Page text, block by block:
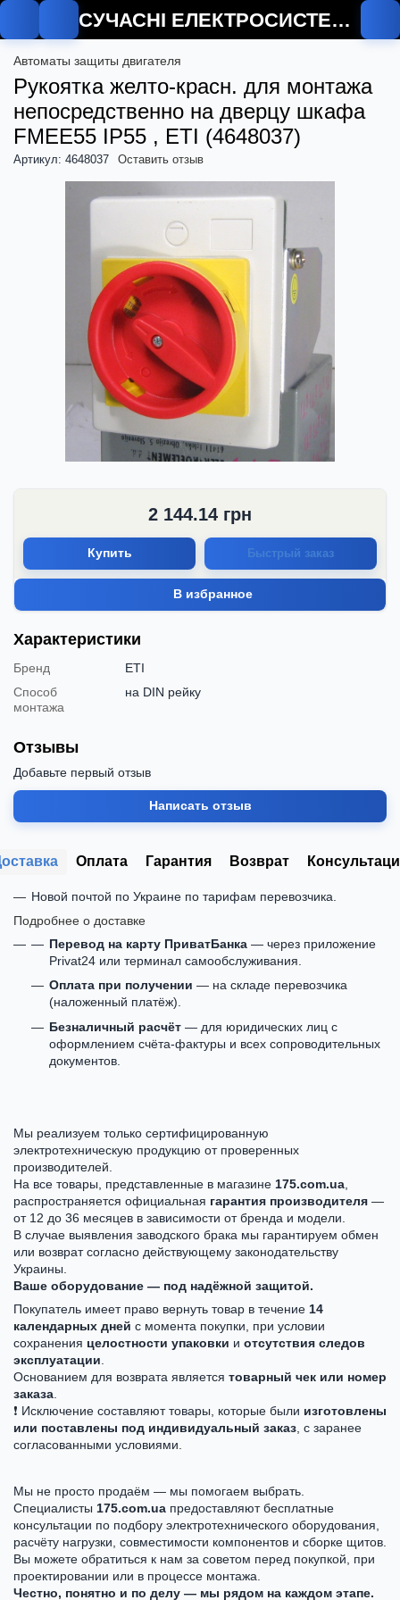
СУЧАСНІ ЕЛЕКТРОСИСТЕМИ
Автоматы защиты двигателя
Рукоятка желто-красн. для монтажа
непосредственно на дверцу шкафа
FMEE55 IP55 , ETI (4648037)
Артикул: 4648037 Оставить отзыв
2 144.14 грн
Купить Быстрый заказ
В избранное
Характеристики
Бренд
ETI
Способ
монтажа
на DIN рейку
Отзывы
Добавьте первый отзыв
Написать отзыв
Оплата Гарантия Возврат
Новой почтой по Украине по тарифам перевозчика.
Подробнее о доставке
Перевод на карту ПриватБанка — через приложение
Privat24 или терминал самообслуживания.
Оплата при получении — на складе перевозчика
(наложенный платёж).
Безналичный расчёт — для юридических лиц с
оформлением счёта-фактуры и всех сопроводительных
документов.
Мы реализуем только сертифицированную
электротехническую продукцию от проверенных
производителей.
На все товары, представленные в магазине 175.com.ua
распространяется официальная гарантия производителя —
от 12 до 36 месяцев в зависимости от бренда и модели.
В случае выявления заводского брака мы гарантируем обмен
или возврат согласно действующему законодательству
Украины.
Ваше оборудование — под надёжной защитой.
Покупатель имеет право вернуть товар в течение 14
календарных дней с момента покупки, при условии
сохранения целостности упаковки и отсутствия следов
эксплуатации
Основанием для возврата является товарный чек или номер
заказа
❗ Исключение составляют товары, которые были изготовлены
или поставлены под индивидуальный заказ , с заранее
согласованными условиями.
Мы не просто продаём — мы помогаем выбрать.
Специалисты 175.com.ua предоставляют бесплатные
консультации по подбору электротехнического оборудования,
расчёту нагрузки, совместимости компонентов и сборке щитов.
Вы можете обратиться к нам за советом перед покупкой, при
проектировании или в процессе монтажа.
Честно, понятно и по делу — мы рядом на каждом этапе.